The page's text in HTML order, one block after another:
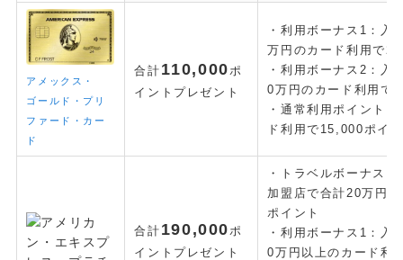
June 23, 2025
【2025年最新版】「103万円の壁」は「160万円の壁」へ！どう
変わる？パート・主婦必見、税金と社会保険の賢い働き方完全ガ
イド
ABOUT
MONEY CYCLEについて
FOLLOW
アメックス・
ゴールド・プリ
ファード・カー
ド
合計 110,000ポ
イント プレゼント
・利用ボーナス1：入
万円のカード利用で
・利用ボーナス2：入
0万円のカード利用で
・通常利用ポイント
ド利用で15,000ポイ
合計 190,000ポ
イントプレゼント
・トラベルボーナス
加盟店で合計20万円
ポイント
・利用ボーナス1：入
0万円以上のカード利